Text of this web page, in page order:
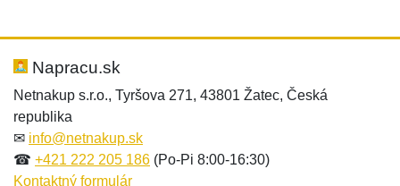
Hodnotenie:
Meno:*
Meno:
E-mail:*
Napracu.sk
Netnakup s.r.o., Tyršova 271, 43801 Žatec, Česká
republika
✉ info@netnakup.sk
☎ +421 222 205 186 (Po-Pi 8:00-16:30)
Kontaktný formulár